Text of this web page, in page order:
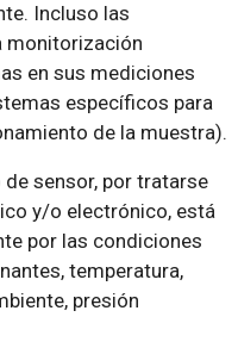
Incluso las
monitorización
en sus mediciones
específicos para
de la muestra).
sensor, por tratarse
y/o electrónico, está
por las condiciones
temperatura,
presión